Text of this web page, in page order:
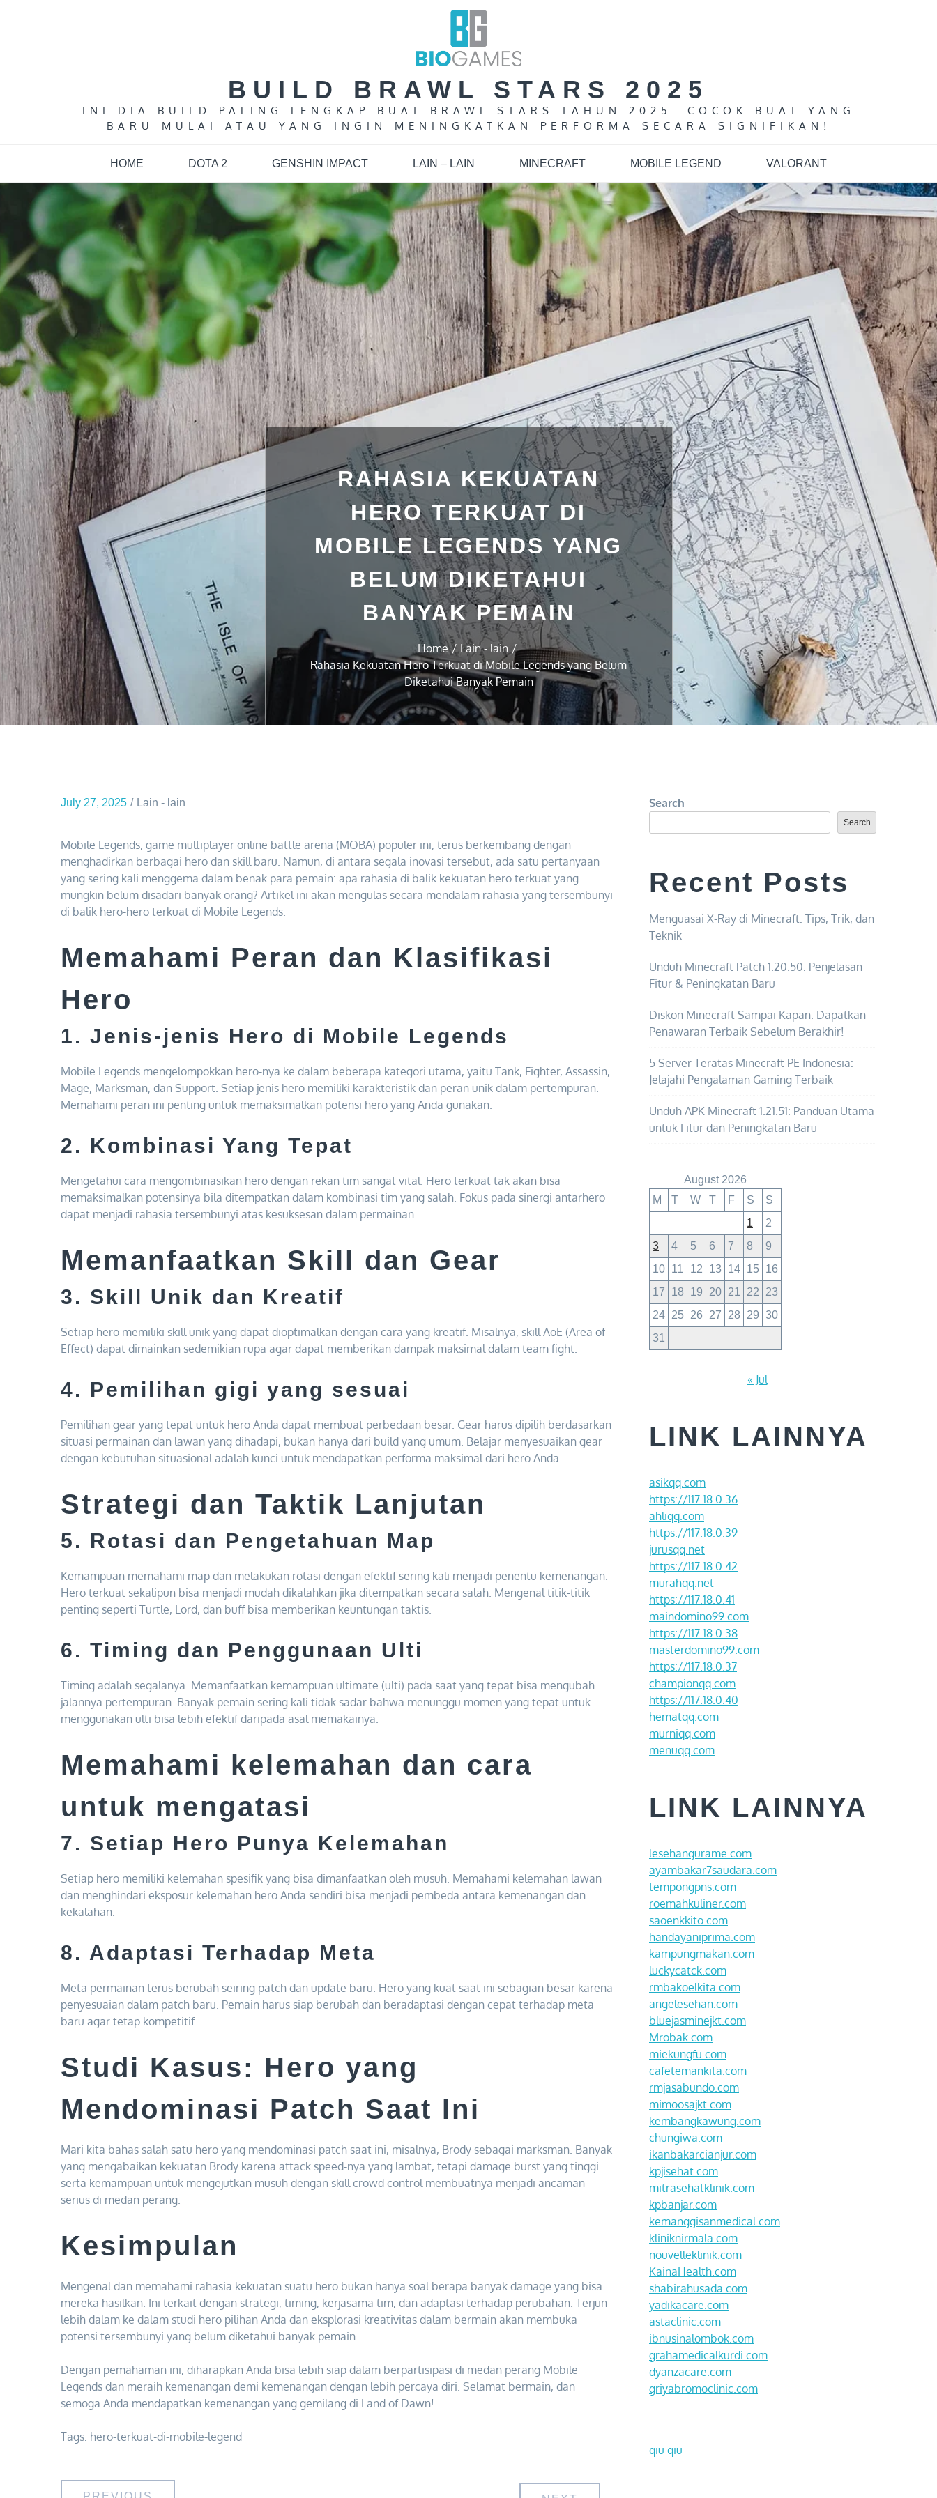
BUILD BRAWL STARS 2025
INI DIA BUILD PALING LENGKAP BUAT BRAWL STARS TAHUN 2025. COCOK BUAT YANG
BARU MULAI ATAU YANG INGIN MENINGKATKAN PERFORMA SECARA SIGNIFIKAN!
HOME DOTA 2 GENSHIN IMPACT LAIN – LAIN MINECRAFT MOBILE LEGEND VALORANT
RAHASIA KEKUATAN
HERO TERKUAT DI
MOBILE LEGENDS YANG
BELUM DIKETAHUI
BANYAK PEMAIN
Home
Lain - lain
Rahasia Kekuatan Hero Terkuat di Mobile Legends yang Belum
Diketahui Banyak Pemain
July 27, 2025 Lain - lain
Mobile Legends, game multiplayer online battle arena (MOBA) populer ini, terus berkembang dengan
menghadirkan berbagai hero dan skill baru. Namun, di antara segala inovasi tersebut, ada satu pertanyaan
yang sering kali menggema dalam benak para pemain: apa rahasia di balik kekuatan hero terkuat yang
mungkin belum disadari banyak orang? Artikel ini akan mengulas secara mendalam rahasia yang tersembunyi
di balik hero-hero terkuat di Mobile Legends.
Memahami Peran dan Klasifikasi
Hero
1. Jenis-jenis Hero di Mobile Legends
Mobile Legends mengelompokkan hero-nya ke dalam beberapa kategori utama, yaitu Tank, Fighter, Assassin,
Mage, Marksman, dan Support. Setiap jenis hero memiliki karakteristik dan peran unik dalam pertempuran.
Memahami peran ini penting untuk memaksimalkan potensi hero yang Anda gunakan.
2. Kombinasi Yang Tepat
Mengetahui cara mengombinasikan hero dengan rekan tim sangat vital. Hero terkuat tak akan bisa
memaksimalkan potensinya bila ditempatkan dalam kombinasi tim yang salah. Fokus pada sinergi antarhero
dapat menjadi rahasia tersembunyi atas kesuksesan dalam permainan.
Memanfaatkan Skill dan Gear
3. Skill Unik dan Kreatif
Setiap hero memiliki skill unik yang dapat dioptimalkan dengan cara yang kreatif. Misalnya, skill AoE (Area of
Effect) dapat dimainkan sedemikian rupa agar dapat memberikan dampak maksimal dalam team fight.
4. Pemilihan gigi yang sesuai
Pemilihan gear yang tepat untuk hero Anda dapat membuat perbedaan besar. Gear harus dipilih berdasarkan
situasi permainan dan lawan yang dihadapi, bukan hanya dari build yang umum. Belajar menyesuaikan gear
dengan kebutuhan situasional adalah kunci untuk mendapatkan performa maksimal dari hero Anda.
Strategi dan Taktik Lanjutan
5. Rotasi dan Pengetahuan Map
Kemampuan memahami map dan melakukan rotasi dengan efektif sering kali menjadi penentu kemenangan.
Hero terkuat sekalipun bisa menjadi mudah dikalahkan jika ditempatkan secara salah. Mengenal titik-titik
penting seperti Turtle, Lord, dan buff bisa memberikan keuntungan taktis.
6. Timing dan Penggunaan Ulti
Timing adalah segalanya. Memanfaatkan kemampuan ultimate (ulti) pada saat yang tepat bisa mengubah
jalannya pertempuran. Banyak pemain sering kali tidak sadar bahwa menunggu momen yang tepat untuk
menggunakan ulti bisa lebih efektif daripada asal memakainya.
Memahami kelemahan dan cara
untuk mengatasi
7. Setiap Hero Punya Kelemahan
Setiap hero memiliki kelemahan spesifik yang bisa dimanfaatkan oleh musuh. Memahami kelemahan lawan
dan menghindari eksposur kelemahan hero Anda sendiri bisa menjadi pembeda antara kemenangan dan
kekalahan.
8. Adaptasi Terhadap Meta
Meta permainan terus berubah seiring patch dan update baru. Hero yang kuat saat ini sebagian besar karena
penyesuaian dalam patch baru. Pemain harus siap berubah dan beradaptasi dengan cepat terhadap meta
baru agar tetap kompetitif.
Studi Kasus: Hero yang
Mendominasi Patch Saat Ini
Mari kita bahas salah satu hero yang mendominasi patch saat ini, misalnya, Brody sebagai marksman. Banyak
yang mengabaikan kekuatan Brody karena attack speed-nya yang lambat, tetapi damage burst yang tinggi
serta kemampuan untuk mengejutkan musuh dengan skill crowd control membuatnya menjadi ancaman
serius di medan perang.
Kesimpulan
Mengenal dan memahami rahasia kekuatan suatu hero bukan hanya soal berapa banyak damage yang bisa
mereka hasilkan. Ini terkait dengan strategi, timing, kerjasama tim, dan adaptasi terhadap perubahan. Terjun
lebih dalam ke dalam studi hero pilihan Anda dan eksplorasi kreativitas dalam bermain akan membuka
potensi tersembunyi yang belum diketahui banyak pemain.
Dengan pemahaman ini, diharapkan Anda bisa lebih siap dalam berpartisipasi di medan perang Mobile
Legends dan meraih kemenangan demi kemenangan dengan lebih percaya diri. Selamat bermain, dan
semoga Anda mendapatkan kemenangan yang gemilang di Land of Dawn!
Tags: hero-terkuat-di-mobile-legend
Search
Search
Recent Posts
Menguasai X-Ray di Minecraft: Tips, Trik, dan
Teknik
Unduh Minecraft Patch 1.20.50: Penjelasan
Fitur & Peningkatan Baru
Diskon Minecraft Sampai Kapan: Dapatkan
Penawaran Terbaik Sebelum Berakhir!
5 Server Teratas Minecraft PE Indonesia:
Jelajahi Pengalaman Gaming Terbaik
Unduh APK Minecraft 1.21.51: Panduan Utama
untuk Fitur dan Peningkatan Baru
August 2026
M
T W T F S
S
1
2
3
4 5 6 7 8
9
10 11 12 13 14 15 16
17
18 19 20 21 22
23
24 25 26 27 28 29 30
31
« Jul
LINK LAINNYA
asikqq.com
https://117.18.0.36
ahliqq.com
https://117.18.0.39
jurusqq.net
https://117.18.0.42
murahqq.net
https://117.18.0.41
maindomino99.com
https://117.18.0.38
masterdomino99.com
https://117.18.0.37
championqq.com
https://117.18.0.40
hematqq.com
murniqq.com
menuqq.com
LINK LAINNYA
lesehangurame.com
ayambakar7saudara.com
tempongpns.com
roemahkuliner.com
saoenkkito.com
handayaniprima.com
kampungmakan.com
luckycatck.com
rmbakoelkita.com
angelesehan.com
bluejasminejkt.com
Mrobak.com
miekungfu.com
cafetemankita.com
rmjasabundo.com
mimoosajkt.com
kembangkawung.com
chungiwa.com
ikanbakarcianjur.com
kpjisehat.com
mitrasehatklinik.com
kpbanjar.com
kemanggisanmedical.com
kliniknirmala.com
nouvelleklinik.com
KainaHealth.com
shabirahusada.com
yadikacare.com
astaclinic.com
ibnusinalombok.com
grahamedicalkurdi.com
dyanzacare.com
griyabromoclinic.com
qiu qiu